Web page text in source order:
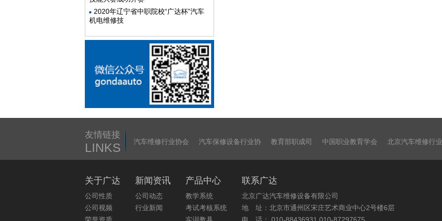
2020年辽宁省中职院校“广达杯”汽车
机电维修技
友情链接
LINKS 汽车维修行业协会 汽车保修设备行业协 教育部职成司 中国职业教育学会 北京汽车维修行
关于广达
公司性质
公司视频
新闻资讯
公司动态
行业新闻
产品中心
教学系统
考试考核系统
联系广达
北京广达汽车维修设备有限公司
地 址：北京市通州区宋庄艺术商业中心2号楼6层